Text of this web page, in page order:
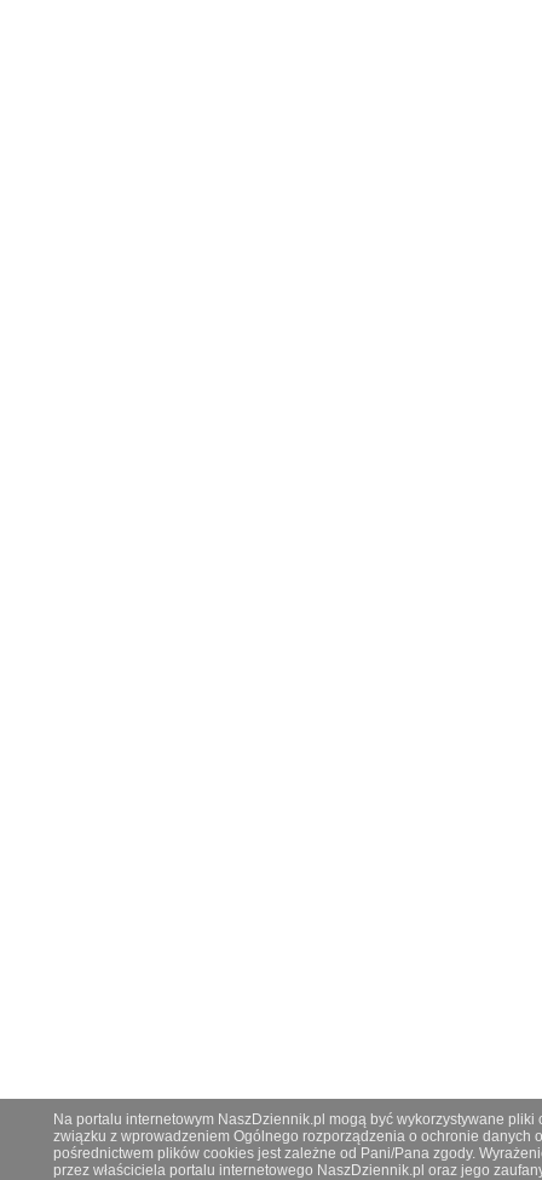
Na portalu internetowym NaszDziennik.pl mogą być wykorzystywane
związku z wprowadzeniem Ogólnego rozporządzenia o ochronie danych
pośrednictwem plików cookies jest zależne od Pani/Pana zgody.
przez właściciela portalu internetowego NaszDziennik.pl oraz jego